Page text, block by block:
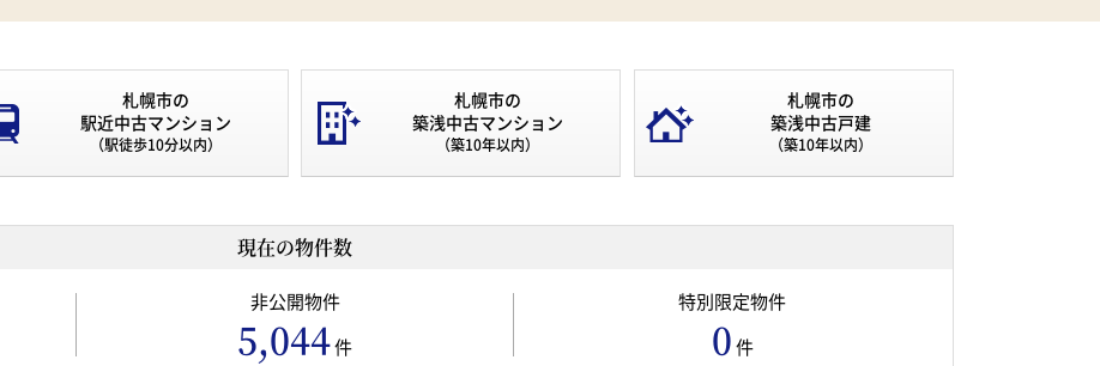
札幌市の
駅近中古マンション
（駅徒歩10分以内）
札幌市の
築浅中古マンション
（築10年以内）
札幌市の
築浅中古戸建
（築10年以内）
現在の物件数
非公開物件
5,044件
特別限定物件
0件